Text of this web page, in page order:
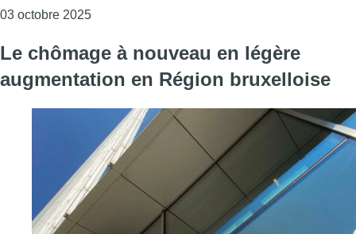
03 octobre 2025Consulter l'article "“Je suis déçue”: Hanane a
Le chômage à nouveau en légère
augmentation en Région bruxelloise